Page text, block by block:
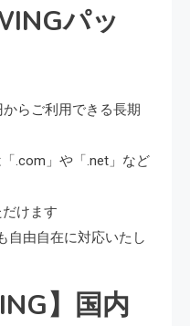
パッ
からご利用できる長期
.com」や「.net」など
けます
自由自在に対応いたし
】国内